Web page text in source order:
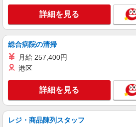
株式会社テクノ・サービス/お仕事No/
キープ
派遣社員
株式会社綜合キャリアオプション（
詳細を見る
総合病院の清掃
月給 257,400円
港区
詳細を見る
レジ・商品陳列スタッフ